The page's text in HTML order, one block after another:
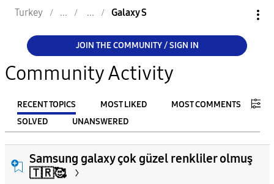
Turkey Galaxy S
JOIN THE COMMUNITY / SIGN IN
Community Activity
RECENT TOPICS MOST LIKED
MOST COMMENTS
SOLVED
UNANSWERED
FILTER:
FromSamsung galaxy çok güzel renkliler olmuş
🇹🇷🥰